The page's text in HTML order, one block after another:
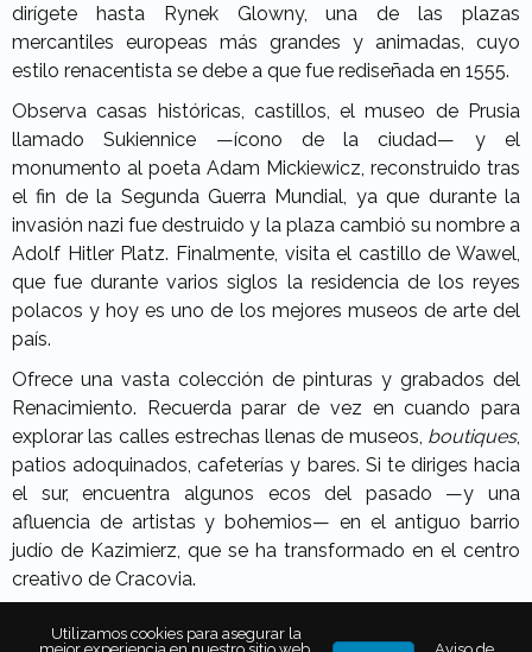
dirígete hasta Rynek Glowny, una de las plazas
mercantiles europeas más grandes y animadas, cuyo
estilo renacentista se debe a que fue rediseñada en 1555.
Observa casas históricas, castillos, el museo de Prusia
llamado Sukiennice —ícono de la ciudad— y el
monumento al poeta Adam Mickiewicz, reconstruido tras
el fin de la Segunda Guerra Mundial, ya que durante la
invasión nazi fue destruido y la plaza cambió su nombre a
Adolf Hitler Platz. Finalmente, visita el castillo de Wawel,
que fue durante varios siglos la residencia de los reyes
polacos y hoy es uno de los mejores museos de arte del
país.
Ofrece una vasta colección de pinturas y grabados del
Renacimiento. Recuerda parar de vez en cuando para
explorar las calles estrechas llenas de museos, boutiques,
patios adoquinados, cafeterías y bares. Si te diriges hacia
el sur, encuentra algunos ecos del pasado —y una
afluencia de artistas y bohemios— en el antiguo barrio
judío de Kazimierz, que se ha transformado en el centro
creativo de Cracovia.
encontrarás cafeterías que ofrecen el mejor café de la
Utilizamos cookies para asegurar la